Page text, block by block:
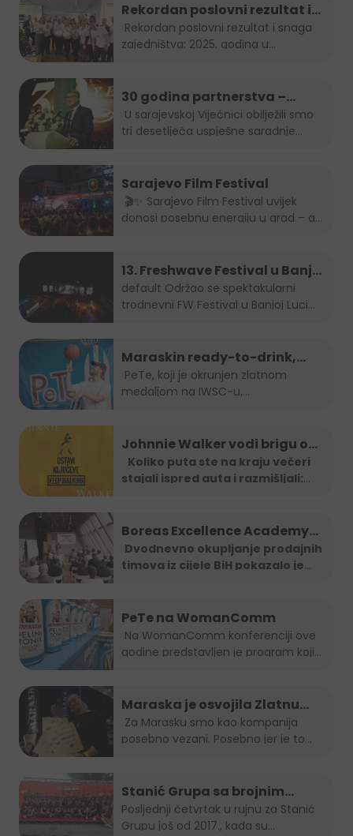
Rekordan poslovni rezultat i
snaga zajedništva: 2025.
godina u Boreasu
zajedništva: 2025. godina u...
30 godina partnerstva –
Stanić Grupa & HEINEKEN u BiH
tri desetljeća uspješne saradnje...
Sarajevo Film Festival
donosi posebnu energiju u grad – a
13. Freshwave Festival u Banjoj
Luci
default
trodnevni FW Festival u Banjoj Luci
Maraskin ready-to-drink,
dobro prepoznatljivi PeTe je
na Sarajevo Street Food
medaljom na IWSC-u,
Johnnie Walker vodi brigu o
tebi: Jeftiniji povratak kući
taxi vozilima širom BiH
Koliko puta ste na kraju večeri
stajali ispred auta i razmišljali:
Boreas Excellence Academy
2025
Dvodnevno okupljanje prodajnih
timova iz cijele BiH pokazalo je...
PeTe na WomanComm
godine predstavljen je program koji
Maraska je osvojila Zlatnu
plaketu, opet!
posebno vezani. Posebno jer je to...
Stanić Grupa sa brojnim
timom na B2B run utrci
Posljednji četvrtak u rujnu za Stanić
Grupu još od 2017., kada su...